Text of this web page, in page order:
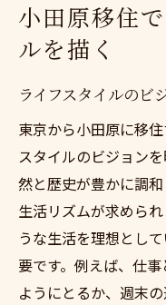
小田原移住
ルを描く
ライフスタイルのビ
東京から小田原に移
スタイルのビジョン
然と歴史が豊かに調
生活リズムが求めら
うな生活を理想とし
要です。例えば、仕
ようにとるか、週末